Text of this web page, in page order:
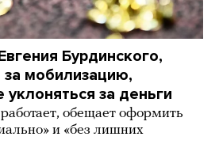
Бурдинского,
за мобилизацию,
уклоняться за деньги
обещает оформить
и «без лишних